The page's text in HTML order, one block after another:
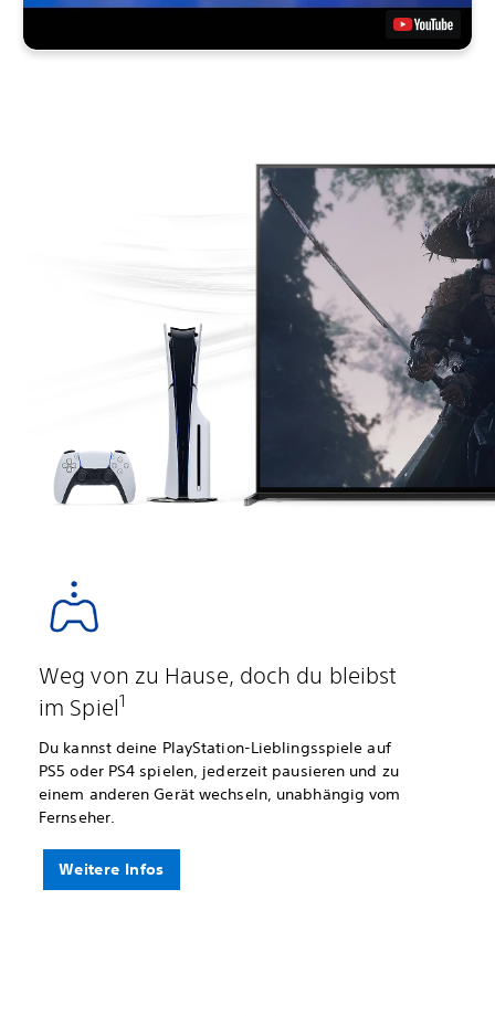
Weg von zu Hause, doch du bleibst
im Spiel1
Du kannst deine PlayStation-Lieblingsspiele auf
PS5 oder PS4 spielen, jederzeit pausieren und zu
einem anderen Gerät wechseln, unabhängig vom
Fernseher.
Weitere Infos